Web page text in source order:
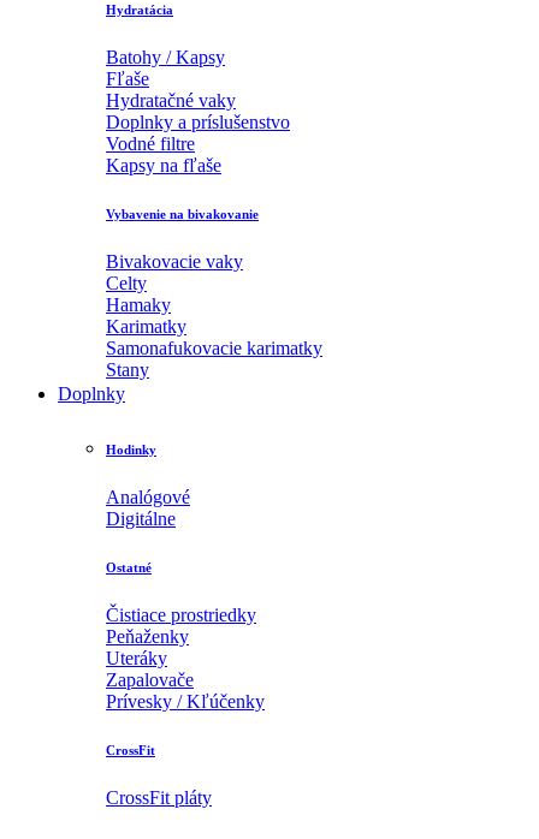
Hydratácia
Batohy / Kapsy
Fľaše
Hydratačné vaky
Doplnky a príslušenstvo
Vodné filtre
Kapsy na fľaše
Vybavenie na bivakovanie
Bivakovacie vaky
Celty
Hamaky
Karimatky
Samonafukovacie karimatky
Stany
Doplnky
Hodinky
Analógové
Digitálne
Ostatné
Čistiace prostriedky
Peňaženky
Uteráky
Zapalovače
Prívesky / Kľúčenky
CrossFit
CrossFit pláty